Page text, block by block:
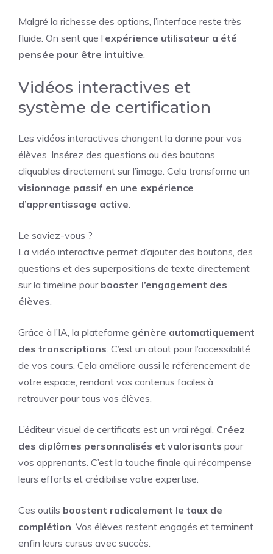
Malgré la richesse des options, l’interface reste très
fluide. On sent que l’expérience utilisateur a été
pensée pour être intuitive
Vidéos interactives et
système de certification
Les vidéos interactives changent la donne pour vos
élèves. Insérez des questions ou des boutons
cliquables directement sur l’image. Cela transforme un
visionnage passif en une expérience
d’apprentissage active
Le saviez-vous ?
La vidéo interactive permet d’ajouter des boutons, des
questions et des superpositions de texte directement
sur la timeline pour booster l’engagement des
élèves
Grâce à l’IA, la plateforme génère automatiquement
des transcriptions . C’est un atout pour l’accessibilité
de vos cours. Cela améliore aussi le référencement de
votre espace, rendant vos contenus faciles à
retrouver pour tous vos élèves.
L’éditeur visuel de certificats est un vrai régal. Créez
des diplômes personnalisés et valorisants pour
vos apprenants. C’est la touche finale qui récompense
leurs efforts et crédibilise votre expertise.
Ces outils boostent radicalement le taux de
complétion . Vos élèves restent engagés et terminent
enfin leurs cursus avec succès.